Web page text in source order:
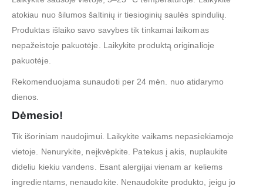
atokiau nuo šilumos šaltinių ir tiesioginių saulės spindulių.
Produktas išlaiko savo savybes tik tinkamai laikomas
nepažeistoje pakuotėje. Laikykite produktą originalioje
pakuotėje.
Rekomenduojama sunaudoti per 24 mėn. nuo atidarymo
dienos.
Dėmesio!
Tik išoriniam naudojimui. Laikykite vaikams nepasiekiamoje
vietoje. Nenurykite, neįkvėpkite. Patekus į akis, nuplaukite
dideliu kiekiu vandens. Esant alergijai vienam ar keliems
ingredientams, nenaudokite. Nenaudokite produkto, jeigu jo